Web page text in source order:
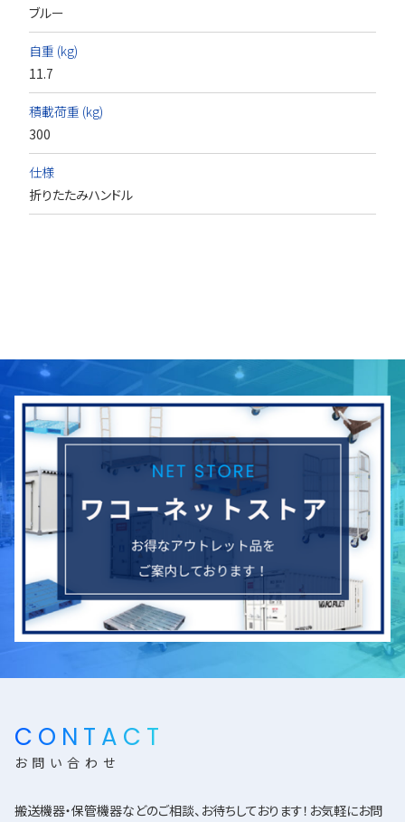
ブルー
自重 (kg)
11.7
積載荷重 (kg)
300
仕様
折りたたみハンドル
CONTACT
お問い合わせ
搬送機器・保管機器などのご相談、お待ちしております！お気軽にお問